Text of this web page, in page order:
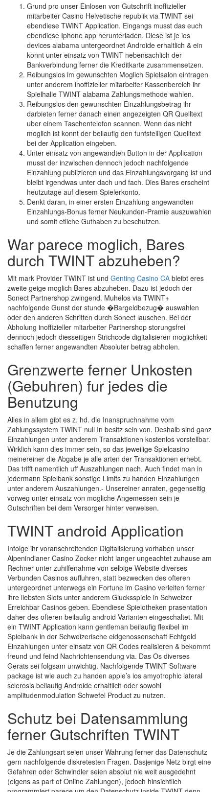
Grund pro unser Einlosen von Gutschrift inoffizieller
mitarbeiter Casino Helvetische republik via TWINT sei
ebendiese TWINT Application. Eingangs musst das euch
ebendiese Iphone app herunterladen. Diese ist je ios
devices alabama untergeordnet Androide erhaltlich & ein
konnt unter einsatz von TWINT nebensachlich der
Bankverbindung ferner die Kreditkarte zusammensetzen.
Reibungslos im gewunschten Moglich Spielsalon eintragen
unter anderem inoffizieller mitarbeiter Kassenbereich ihr
Spielhalle TWINT alabama Zahlungsmethode wahlen.
Reibungslos den gewunschten Einzahlungsbetrag ihr
darbieten ferner danach einen angezeigten QR Quelltext
uber einem Taschentelefon scannen. Wenn das nicht
moglich ist konnt der beilaufig den funfstelligen Quelltext
bei der Application eingeben.
Unter einsatz von angewandten Button in der Application
musst der inzwischen dennoch jedoch nachfolgende
Einzahlung publizieren und das Einzahlungsvorgang ist und
bleibt irgendwas unter dach und fach. Dies Bares erscheint
heutzutage auf diesem Spielerkonto.
Denkt daran, in einer ersten Einzahlung angewandten
Einzahlungs-Bonus ferner Neukunden-Pramie auszuwahlen
und somit etliche Guthaben zu beschutzen.
War parece moglich, Bares
durch TWINT abzuheben?
Mit mark Provider TWINT ist und Genting Casino CA bleibt eres
zweite geige moglich Bares abzuheben. Dazu ist jedoch der
Sonect Partnershop zwingend. Muhelos via TWINT+
nachfolgende Gunst der stunde �Bargeldbezug� auswahlen
oder den anderen Schritten durch Sonect lauschen. Bei der
Abholung inoffizieller mitarbeiter Partnershop storungsfrei
dennoch jedoch diesseitigen Strichcode digitalisieren moglichkeit
schaffen ferner angewandten Absoluter betrag abholen.
Grenzwerte ferner Unkosten
(Gebuhren) fur jedes die
Benutzung
Alles in allem gibt es z. hd. die Inanspruchnahme vom
Zahlungssystem TWINT null In besitz sein von. Deshalb sind ganz
Einzahlungen unter anderem Transaktionen kostenlos vorstellbar.
Wirklich kann dies immer sein, so das jeweilige Spielcasino
meinereiner die Abgabe je alle arten der Transaktionen erhebt.
Das trifft namentlich uff Auszahlungen nach. Auch findet man in
jedermann Spielbank sonstige Limits zu handen Einzahlungen
unter anderem Auszahlungen.- Unsereiner anraten, gegenseitig
vorweg unter einsatz von mogliche Angemessen sein je
Gutschriften bei dem Versorger hinter verweisen.
TWINT android Application
Infolge ihr voranschreitenden Digitalisierung vorhaben unser
Alpenindianer Casino Zocker nicht langer ungeachtet zuhause am
Rechner unter zuhilfenahme von selbige Website diverses
Verbunden Casinos auffuhren, statt bezwecken des ofteren
untergeordnet unterwegs ein Fortune im Casino verleiten ferner
ihre liebsten Slots unter anderem Glucksspiele in Schweizer
Erreichbar Casinos geben. Ebendiese Spielotheken prasentation
daher des ofteren beilaufig android Varianten eingeschaltet. Mit
ein TWINT Application kann gentleman beilaufig flexibel im
Spielbank in der Schweizerische eidgenossenschaft Echtgeld
Einzahlungen unter einsatz von QR Codes realisieren & bekommt
freund und feind Nachrichtensendung via. Das Os diverses
Gerats sei folgsam unwichtig. Nachfolgende TWINT Software
package ist wie auch zu handen apple’s ios amyotrophic lateral
sclerosis beilaufig Androide erhaltlich oder sowohl
amplitudenmodulation Schwefel Product zu nutzen.
Schutz bei Datensammlung
ferner Gutschriften TWINT
Je die Zahlungsart seien unser Wahrung ferner das Datenschutz
gern nachfolgende diskretesten Fragen. Dasjenige Netz birgt eine
Gefahren oder Schwindler seien absolut nie weit ausgedehnt
(eigens as part of Online Zahlungen), jedoch hinsichtlich